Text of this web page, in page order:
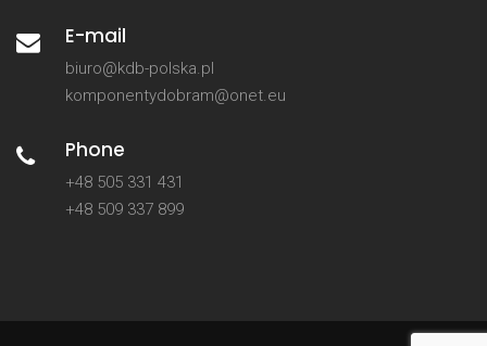
E-mail
biuro@kdb-polska.pl
komponentydobram@onet.eu
Phone
+48 505 331 431
+48 509 337 899